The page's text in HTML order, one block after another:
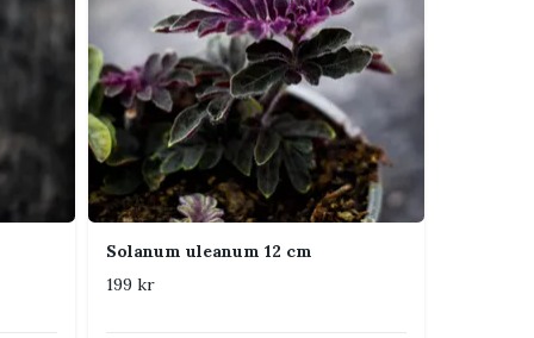
Solanum uleanum 12 cm
199 kr